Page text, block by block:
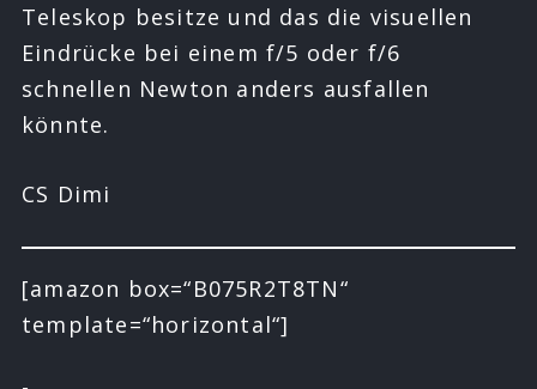
Teleskop besitze und das die visuellen
Eindrücke bei einem f/5 oder f/6
schnellen Newton anders ausfallen
könnte.
CS Dimi
[amazon box=“B075R2T8TN“
template=“horizontal“]